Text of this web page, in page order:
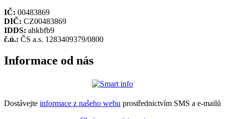
IČ: 00483869
DIČ: CZ00483869
IDDS: ahkbfb9
č.ú.: ČS a.s. 1283409379/0800
Informace od nás
Dostávejte informace z našeho webu prostřednictvím SMS a e-mailů